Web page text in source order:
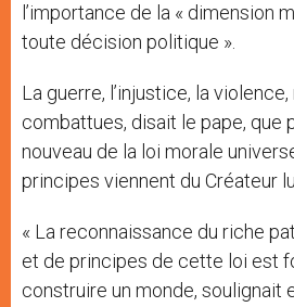
l’importance de la « dimension
toute décision politique ».
La guerre, l’injustice, la
combattues, disait le pape, que
nouveau de la loi morale
principes viennent du Créateur
« La reconnaissance du riche
et de principes de cette loi est
construire un monde, soulignait